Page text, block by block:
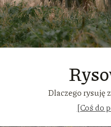
Dlaczego rysuję
[Coś do